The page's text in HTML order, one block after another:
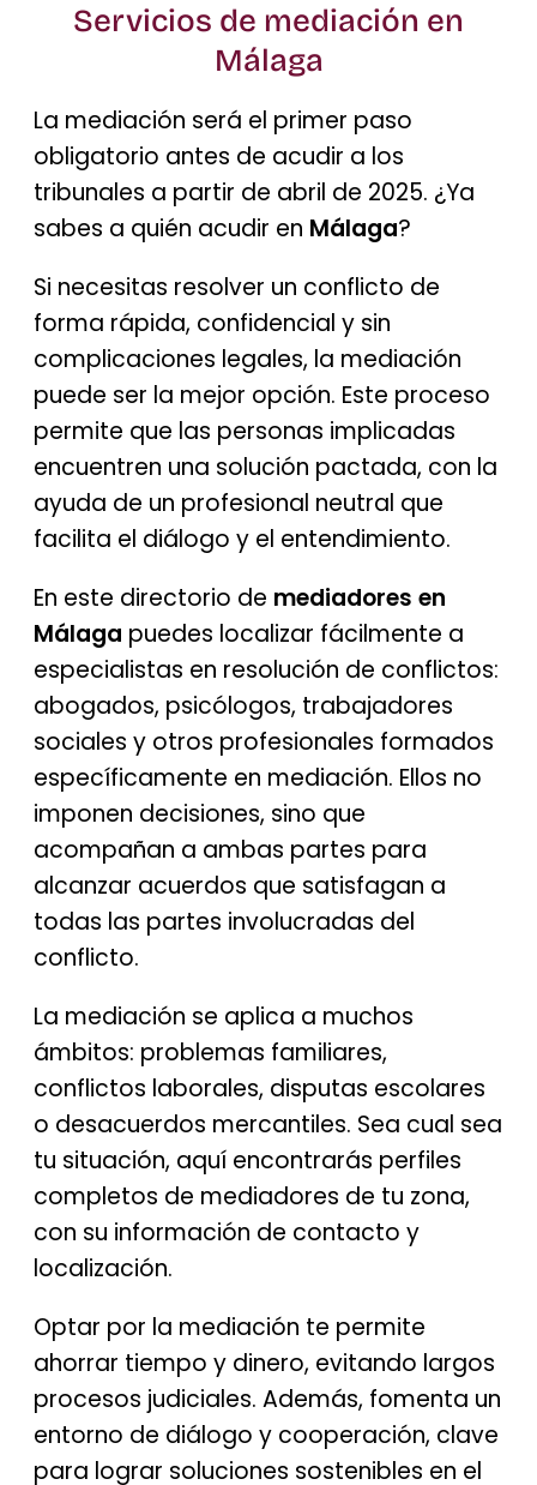
Servicios de mediación en
Málaga
La mediación será el primer paso
obligatorio antes de acudir a los
tribunales a partir de abril de 2025. ¿Ya
sabes a quién acudir en Málaga?
Si necesitas resolver un conflicto de
forma rápida, confidencial y sin
complicaciones legales, la mediación
puede ser la mejor opción. Este proceso
permite que las personas implicadas
encuentren una solución pactada, con la
ayuda de un profesional neutral que
facilita el diálogo y el entendimiento.
En este directorio de mediadores en
Málaga puedes localizar fácilmente a
especialistas en resolución de conflictos:
abogados, psicólogos, trabajadores
sociales y otros profesionales formados
específicamente en mediación. Ellos no
imponen decisiones, sino que
acompañan a ambas partes para
alcanzar acuerdos que satisfagan a
todas las partes involucradas del
conflicto.
La mediación se aplica a muchos
ámbitos: problemas familiares,
conflictos laborales, disputas escolares
o desacuerdos mercantiles. Sea cual sea
tu situación, aquí encontrarás perfiles
completos de mediadores de tu zona,
con su información de contacto y
localización.
Optar por la mediación te permite
ahorrar tiempo y dinero, evitando largos
procesos judiciales. Además, fomenta un
entorno de diálogo y cooperación, clave
para lograr soluciones sostenibles en el